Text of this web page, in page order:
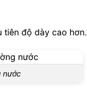
tiên độ dày cao hơn.
nước